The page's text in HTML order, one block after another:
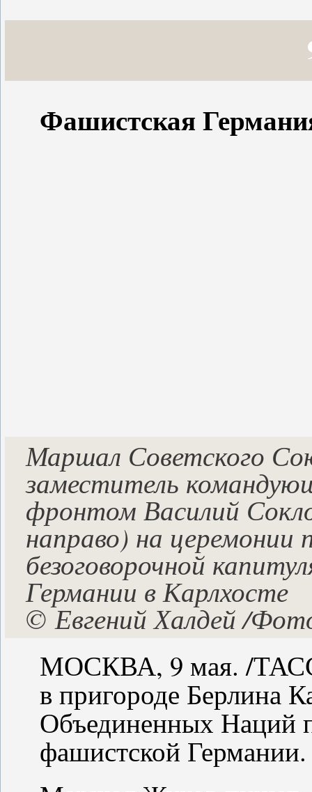
Фашистская
Маршал Советского
заместитель
фронтом Василий
направо) на церемонии
безоговорочной
Германии в Карлхосте
©Евгений Халдей /
МОСКВА, 9 мая. /ТАСС/
в пригороде Берлина
Объединенных Наций
фашистской Германии.